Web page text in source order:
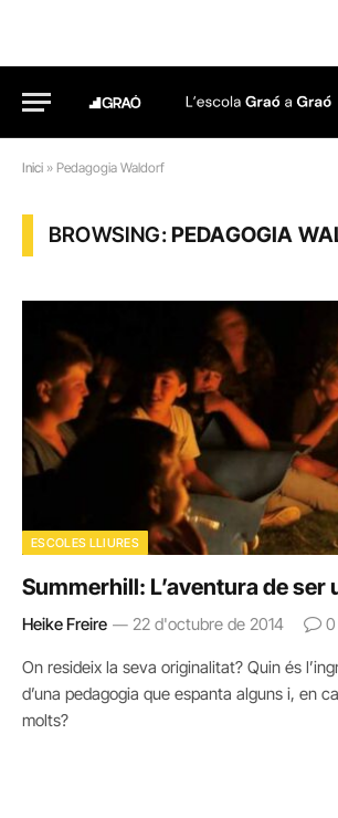
Inici » Pedagogia Waldorf
BROWSING:PEDAGOGIA
ESCOLES LLIURES
Summerhill: L’aventura de ser
Heike Freire 22 d'octubre de 2014 0
On resideix la seva originalitat? Quin és
d’una pedagogia que espanta alguns i, en
molts?